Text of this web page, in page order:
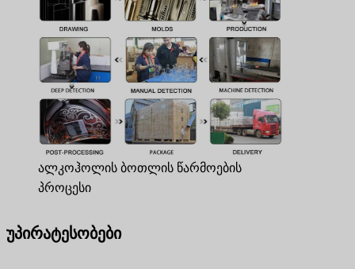
ალკოჰოლის ბოთლის წარმოების
პროცესი
უპირატესობები